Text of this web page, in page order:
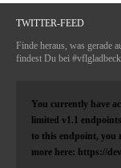
TWITTER-FEED
Finde heraus, was gerade
findest Du bei
You currently have
limited v1.1
to this endpoint, you
more here: https://